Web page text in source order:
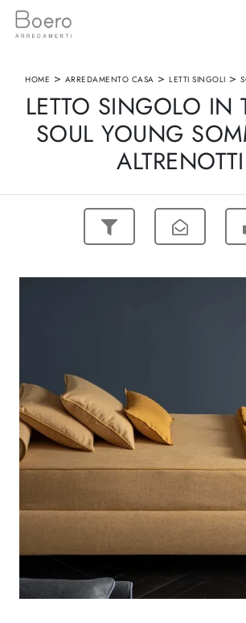
HOME > ARREDAMENTO CASA > LETTI SINGOLI >
LETTO SINGOLO IN
SOUL YOUNG
ALTRENOTTI